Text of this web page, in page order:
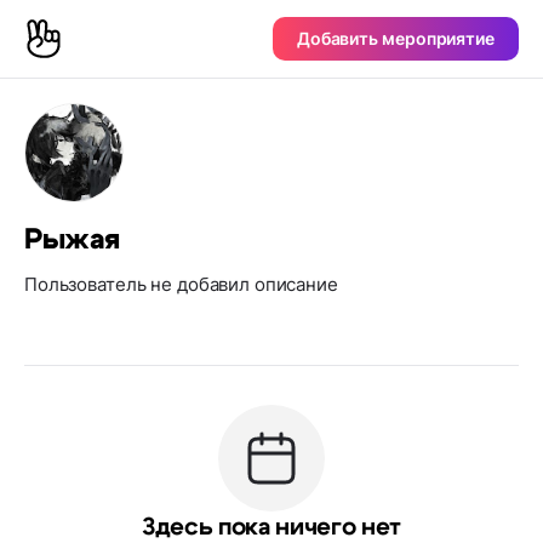
Добавить мероприятие
Рыжая
Пользователь не добавил описание
Здесь пока ничего нет